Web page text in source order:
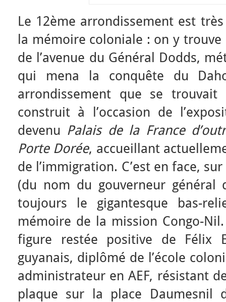
Le 12ème arrondissement est
la mémoire coloniale : on y
de l’avenue du Général Dodds,
qui mena la conquête du
arrondissement que se
construit à l’occasion de
devenu Palais de la France
Porte Dorée, accueillant
de l’immigration. C’est en face,
(du nom du gouverneur général
toujours le gigantesque bas-
mémoire de la mission Congo-
figure restée positive de Félix
guyanais, diplômé de l’école
administrateur en AEF, résistant
plaque sur la place Daumesnil